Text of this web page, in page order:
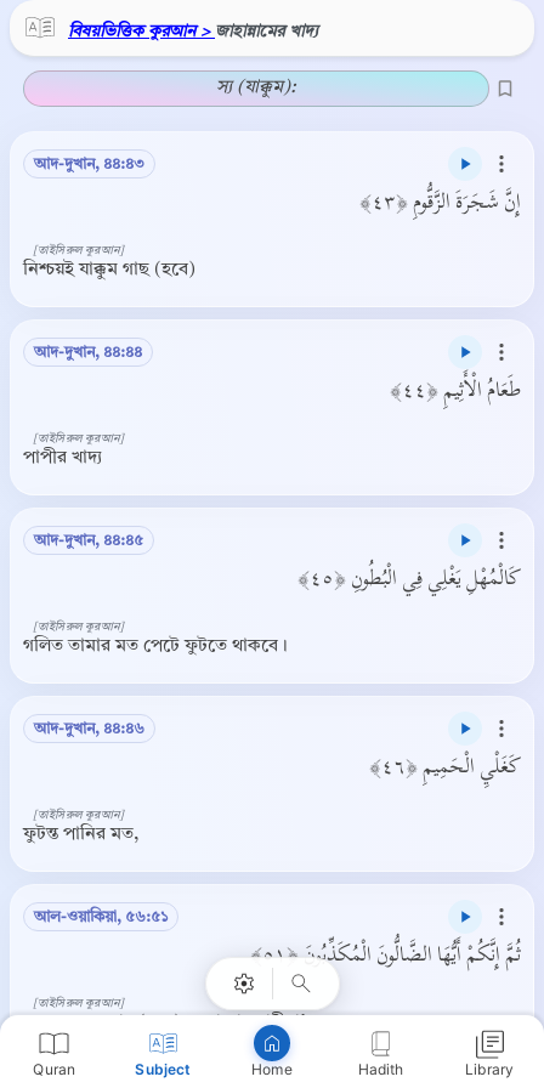
Quran Subject Home Hadith Library
বিষয়ভিত্তিক কুরআন > জাহান্নামের খাদ্য
স্য (যাক্কুম):
আদ-দুখান, ৪৪:৪৩
إِنَّ شَجَرَةَ الزَّقُّومِ ﴿٤٣﴾
নিশ্চয়ই যাক্কুম গাছ (হবে)
[তাইসিরুল কুরআন]
আদ-দুখান, ৪৪:৪৪
طَعَامُ الْأَثِيمِ ﴿٤٤﴾
পাপীর খাদ্য
[তাইসিরুল কুরআন]
আদ-দুখান, ৪৪:৪৫
كَالْمُهْلِ يَغْلِي فِي الْبُطُونِ ﴿٤٥﴾
গলিত তামার মত পেটে ফুটতে থাকবে।
[তাইসিরুল কুরআন]
আদ-দুখান, ৪৪:৪৬
كَغَلْيِ الْحَمِيمِ ﴿٤٦﴾
ফুটন্ত পানির মত,
[তাইসিরুল কুরআন]
আল-ওয়াকিয়া, ৫৬:৫১
ثُمَّ إِنَّكُمْ أَيُّهَا الضَّالُّونَ الْمُكَذِّبُونَ ﴿٥١﴾
তখন হে গুমরাহ (সত্য) প্রত্যাখ্যানকারীরা!
[তাইসিরুল কুরআন]